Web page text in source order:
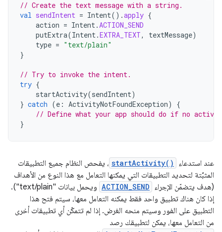
// Create the text message with a string.
val sendIntent = Intent().apply {
action = Intent.ACTION_SEND
putExtra(Intent.EXTRA_TEXT, textMessage)
type = "text/plain"
}
// Try to invoke the intent.
try {
startActivity(sendIntent)
} catch (e : ActivityNotFoundException)
{
// Define what your app should do if no
}
عند استدعاء startActivity() ، يفحص النظام جميع التطبيقات
المثبَّتة لتحديد التطبيقات التي يمكنها التعامل مع هذا النوع من الأهداف
(هدف يتضمّن الإجراء ACTION_SEND
ويحمل بيانات "text/plain").
إذا كان هناك تطبيق واحد فقط يمكنه التعامل معها، سيتم فتح هذا
التطبيق على الفور وسيتم منحه الغرض. إذا لم تتمكّن أي تطبيقات أخرى
من التعامل معها، يمكن لتطبيقك رصد